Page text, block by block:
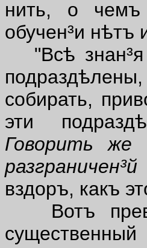
нить, о чемъ
обучен³и нѣтъ
"Всѣ знан³я
собирать,
эти
Говорить же
вздоръ, какъ
Вотъ